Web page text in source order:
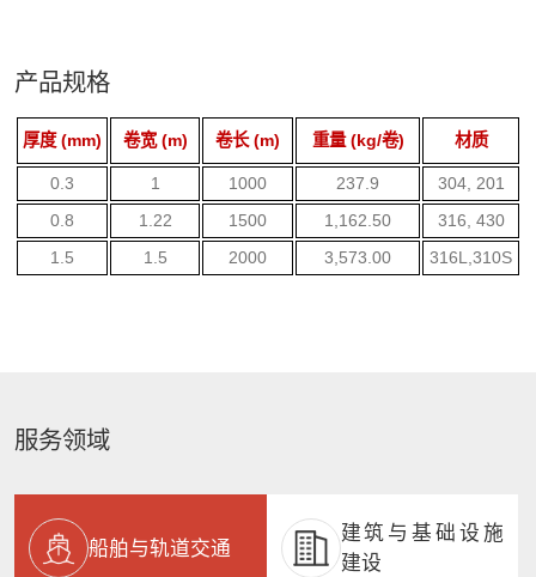
产品规格
厚度 (mm) 卷宽 (m) 卷长 (m) 重量 (kg/卷) 材质
0.3 1 1000 237.9
304, 201
0.8
1.22 1500 1,162.50
316, 430
1.5
1.5 2000 3,573.00 316L,310S
服务领域
船舶与轨道交通
建筑与基础设施
建设